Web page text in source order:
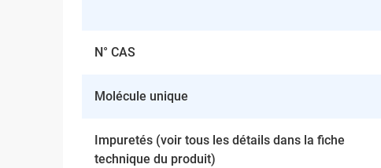
N° CAS
Molécule unique
Impuretés (voir tous les détails dans la fiche
technique du produit)